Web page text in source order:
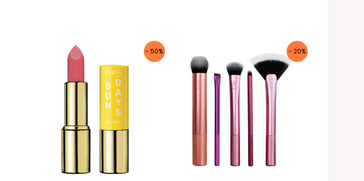
- 50% - 20%
dei dati
Leggi la nostra
avere maggiori informazioni.